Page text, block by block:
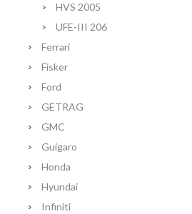
HVS 2005
UFE-III 206
Ferrari
Fisker
Ford
GETRAG
GMC
Guigaro
Honda
Hyundai
Infiniti